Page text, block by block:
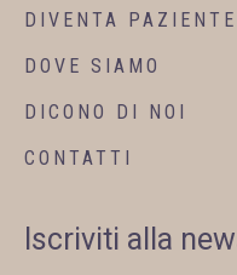
DIVENTA PAZIENTE
DOVE SIAMO
DICONO DI NOI
CONTATTI
Iscriviti alla